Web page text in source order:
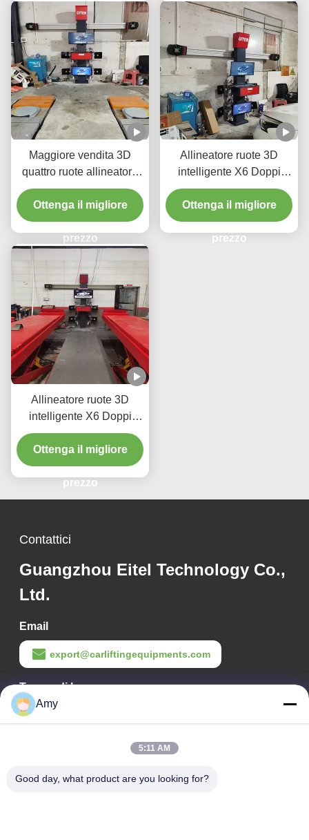
Maggiore vendita 3D
quattro ruote allineatore
attrezzature da garage
macchina di allineamento
auto ruote allineamento
macchina di riparazione
Ottenga il migliore
prezzo
Allineatore ruote 3D
intelligente X6 Doppi
schermi Monitoraggio in
tempo reale e imaging 3D
ad alta precisione per un
allineamento perfetto
Ottenga il migliore
prezzo
Allineatore ruote 3D
intelligente X6 Doppi
schermi Monitoraggio in
tempo reale e imaging 3D
ad alta precisione per un
allineamento perfetto
Ottenga il migliore
prezzo
Contattici
Guangzhou Eitel Technology Co.,
Ltd.
Email
export@carliftingequipments.com
Tempo di lavoro
09:00-18:00
Strada nazionale 106, distretto di Huadu, città di Guangzhou
Amy
5:11 AM
Good day, what product are you looking for?